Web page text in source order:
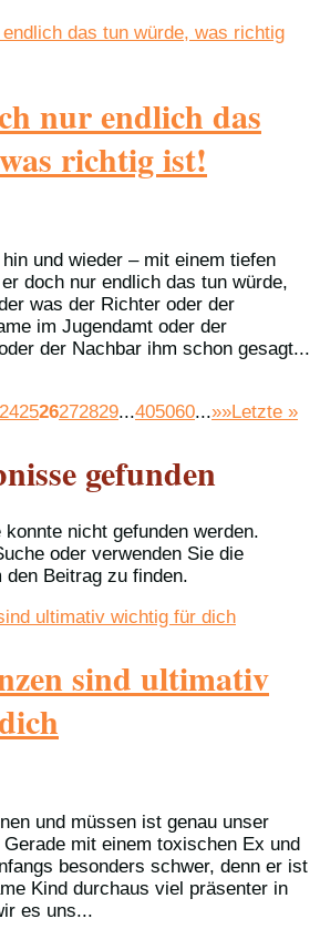
nur endlich das
richtig ist!
und wieder – mit einem tiefen
doch nur endlich das tun würde,
was der Richter oder der
im Jugendamt oder der
der Nachbar ihm schon gesagt...
242526272829...405060...»»Letzte »
gefunden
konnte nicht gefunden werden.
oder verwenden Sie die
den Beitrag zu finden.
sind ultimativ
und müssen ist genau unser
mit einem toxischen Ex und
besonders schwer, denn er ist
Kind durchaus viel präsenter in
es uns...